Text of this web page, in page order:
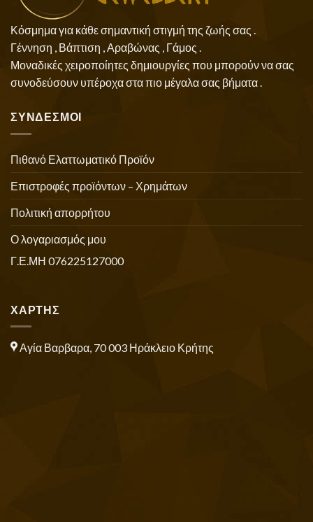
Κόσμημα για κάθε σημαντική στιγμή της ζωής σας .
Γέννηση , Βάπτιση , Αραβώνας , Γάμος .
Μοναδικές χειροποίητες δημιουργίες που μπορούν να σας
συνοδεύσουν υπέροχα στα πιο μέγαλα σας βήματα .
ΣΥΝΔΕΣΜΟΙ
Πιθανό Ελαττωματικό Προϊόν
Επιστροφές προϊόντων – Χρημάτων
Πολιτική απορρήτου
Ο λογαριασμός μου
Γ.Ε.ΜΗ 076225127000
ΧΑΡΤΗΣ
Αγία Βαρβαρα, 70 003 Ηράκλειο Κρήτης